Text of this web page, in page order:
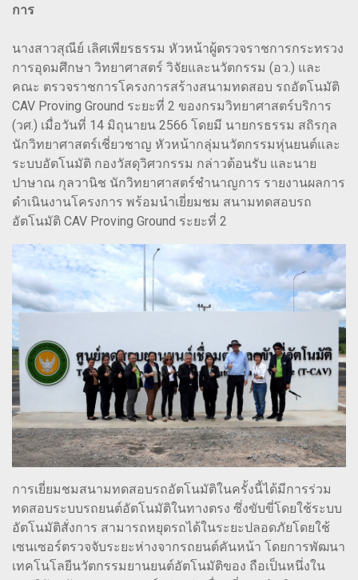
การ
นางสาวสุณีย์ เลิศเพียรธรรม หัวหน้าผู้ตรวจราชการกระทรวง
การอุดมศึกษา วิทยาศาสตร์ วิจัยและนวัตกรรม (อว.) และ
คณะ ตรวจราชการโครงการสร้างสนามทดสอบ รถอัตโนมัติ
CAV Proving Ground ระยะที่ 2 ของกรมวิทยาศาสตร์บริการ
(วศ.) เมื่อวันที่ 14 มิถุนายน 2566 โดยมี นายกรธรรม สถิรกุล
นักวิทยาศาสตร์เชี่ยวชาญ หัวหน้ากลุ่มนวัตกรรมหุ่นยนต์และ
ระบบอัตโนมัติ กองวัสดุวิศวกรรม กล่าวต้อนรับ และนาย
ปาษาณ กุลวานิช นักวิทยาศาสตร์ชำนาญการ รายงานผลการ
ดำเนินงานโครงการ พร้อมนำเยี่ยมชม สนามทดสอบรถ
อัตโนมัติ CAV Proving Ground ระยะที่ 2
การเยี่ยมชมสนามทดสอบรถอัตโนมัติในครั้งนี้ได้มีการร่วม
ทดสอบระบบรถยนต์อัตโนมัติในทางตรง ซึ่งขับขี่โดยใช้ระบบ
อัตโนมัติสั่งการ สามารถหยุดรถได้ในระยะปลอดภัยโดยใช้
เซนเซอร์ตรวจจับระยะห่างจากรถยนต์คันหน้า โดยการพัฒนา
เทคโนโลยีนวัตกรรมยานยนต์อัตโนมัติของ ถือเป็นหนึ่งใน